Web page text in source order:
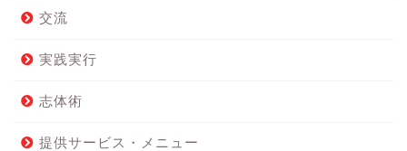
交流
実践実行
志体術
提供サービス・メニュー